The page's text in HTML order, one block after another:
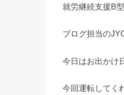
就労継続支援B
ブログ担当の
今日はお出かけ
今回運転してく